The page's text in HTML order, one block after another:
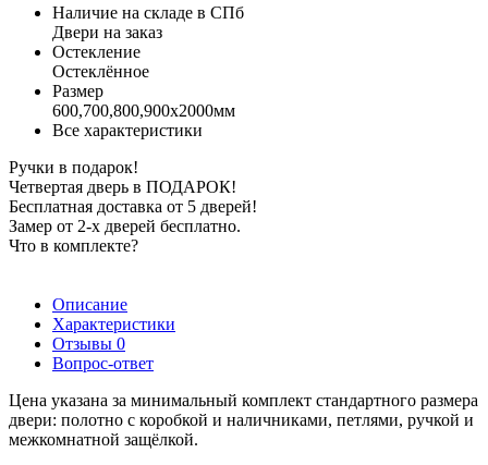
Наличие на складе в СПб
Двери на заказ
Остекление
Остеклённое
Размер
600,700,800,900х2000мм
Все характеристики
Ручки в подарок!
Четвертая дверь в ПОДАРОК!
Бесплатная доставка от 5 дверей!
Замер от 2-х дверей бесплатно.
Что в комплекте?
Описание
Характеристики
Отзывы 0
Вопрос-ответ
Цена указана за минимальный комплект стандартного размера
двери: полотно с коробкой и наличниками, петлями, ручкой и
межкомнатной защёлкой.